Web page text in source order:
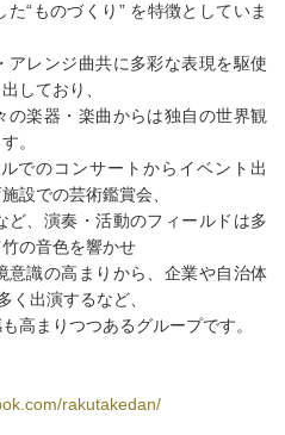
“ものづくり” を特徴としていま
アレンジ曲共に多彩な表現を駆使
しており、
の楽器・楽曲からは独自の世界観
。
でのコンサートからイベント出
設での芸術鑑賞会、
ど、演奏・活動のフィールドは多
の音色を響かせ
意識の高まりから、企業や自治体
く出演するなど、
高まりつつあるグループです。
rakutakedan/